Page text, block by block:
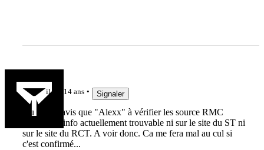
il y a 14 ans Signaler
Du même avis que "Alexx" à vérifier les source RMC
Sport...car info actuellement trouvable ni sur le site du ST ni
sur le site du RCT. A voir donc. Ca me fera mal au cul si
c'est confirmé...